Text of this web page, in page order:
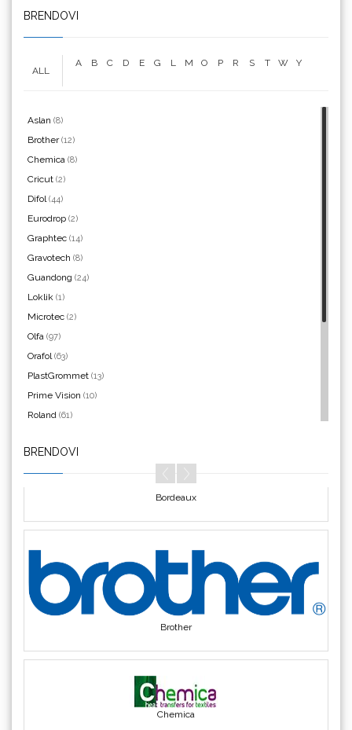
BRENDOVI
ALL
A B C D E G L M O P R S T W Y
Aslan (8)
Brother(12)
Chemica (8)
Cricut (2)
Difol(44)
Eurodrop (2)
Graphtec (14)
Gravotech (8)
Guandong (24)
Loklik (1)
Microtec (2)
Olfa (97)
Orafol(63)
PlastGrommet (13)
Prime Vision (10)
Roland (61)
Silhouette(3)
Siser(11)
WrapCut(2)
Yellotools
BRENDOVI